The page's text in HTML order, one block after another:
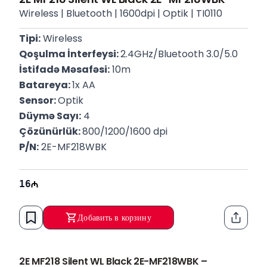
Wireless | Bluetooth | 1600dpi | Optik | TI0110
Tipi: Wireless
Qoşulma İnterfeysi: 2.4GHz/Bluetooth 3.0/5.0
İstifadə Məsafəsi: 10m
Batareya: 1x AA
Sensor: Optik
Düymə Sayı: 4
Çözünürlük: 800/1200/1600 dpi
P/N: 2E-MF218WBK
16
Добавить в корзину
2E MF218 Silent WL Black 2E-MF218WBK –